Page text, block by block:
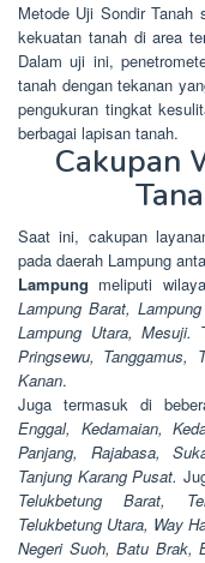
Metode Uji Sondir Tanah
kekuatan tanah di area
Dalam uji ini,
tanah dengan tekanan
pengukuran tingkat
berbagai lapisan tanah.
Cakupan
Saat ini, cakupan
pada daerah Lampung
Lampung meliputi
Lampung Barat,
Lampung Utara, Mesuji.
Pringsewu, Tanggamus,
Kanan.
Juga termasuk di
Enggal, Kedamaian,
Panjang, Rajabasa,
Tanjung Karang Pusat.
Telukbetung Barat,
Telukbetung Utara, Way
Negeri Suoh, Batu Brak,